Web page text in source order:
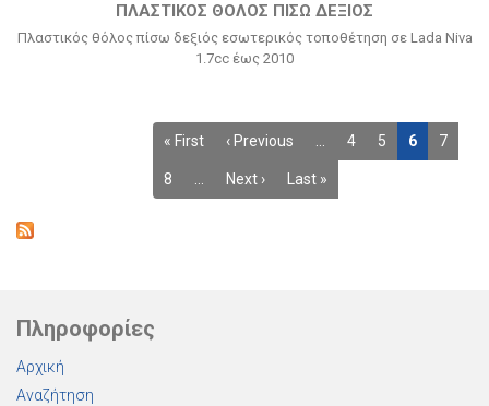
ΠΛΑΣΤΙΚΌΣ ΘΌΛΟΣ ΠΊΣΩ ΔΕΞΙΌΣ
Πλαστικός θόλος πίσω δεξιός εσωτερικός τοποθέτηση σε Lada Niva
1.7cc έως 2010
« First ‹ Previous … 4 5 6 7
8 … Next › Last »
Πληροφορίες
Αρχική
Αναζήτηση